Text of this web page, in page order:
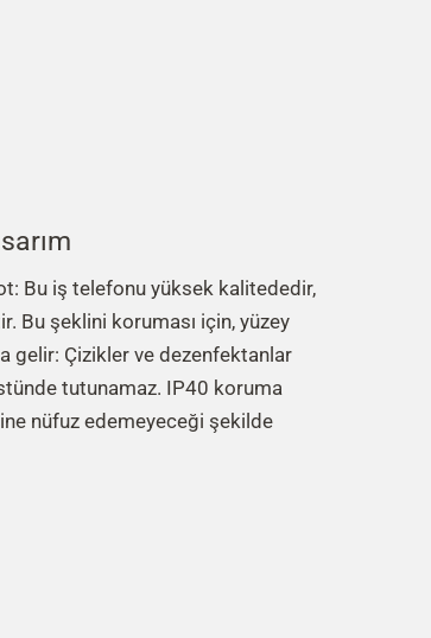
Bu iş telefonu yüksek kalitededir,
Bu şeklini koruması için, yüzey
gelir: Çizikler ve dezenfektanlar
tutunamaz. IP40 koruma
nüfuz edemeyeceği şekilde